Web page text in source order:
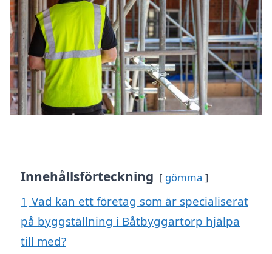
Innehållsförteckning gömma
1 Vad kan ett företag som är specialiserat
på byggställning i Båtbyggartorp hjälpa
till med?